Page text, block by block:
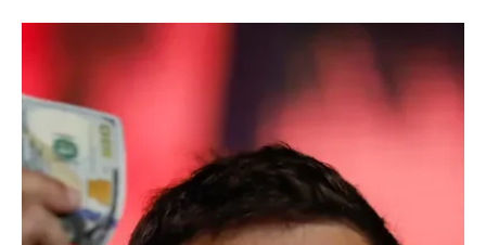
23 avr.
Une famille bretonne a été séquestrée pour 700
000 euros de cryptomonnaies